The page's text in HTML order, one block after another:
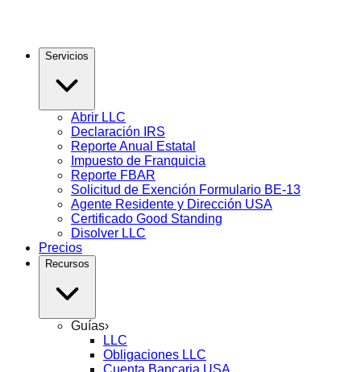
Servicios
Abrir LLC
Declaración IRS
Reporte Anual Estatal
Impuesto de Franquicia
Reporte FBAR
Solicitud de Exención Formulario BE-13
Agente Residente y Dirección USA
Certificado Good Standing
Disolver LLC
Precios
Recursos
Guías›
LLC
Obligaciones LLC
Cuenta Bancaria USA